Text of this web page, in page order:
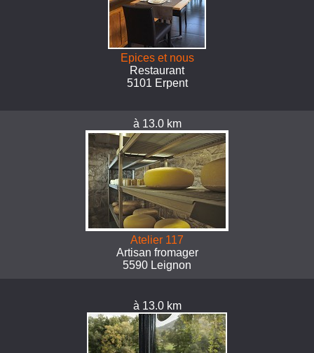
Epices et nous
Restaurant
5101 Erpent
à 13.0 km
Atelier 117
Artisan fromager
5590 Leignon
à 13.0 km